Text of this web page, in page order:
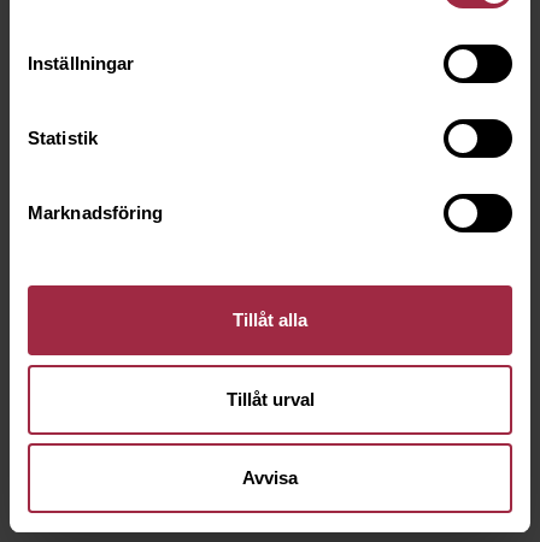
Inställningar
Statistik
Marknadsföring
Tillåt alla
Tillåt urval
Avvisa